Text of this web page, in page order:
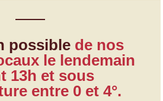
possible de nos
le lendemain
13h et sous
entre 0 et 4°.